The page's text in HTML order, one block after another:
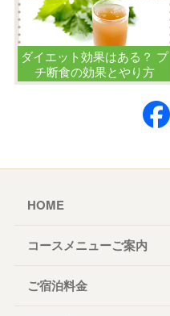
ダイエット効果はある？ プ
チ断食の効果とやり方
HOME
コースメニューご案内
ご宿泊料金